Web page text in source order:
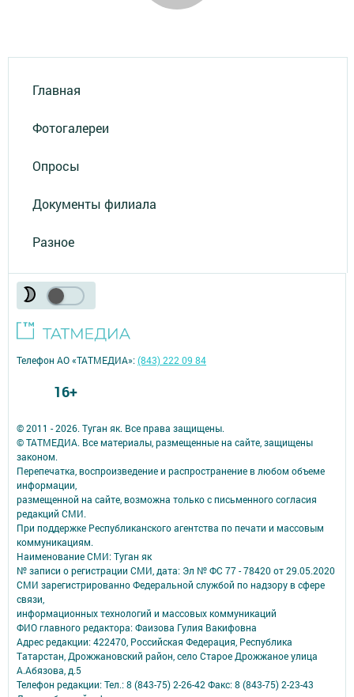
Главная
Фотогалереи
Опросы
Документы филиала
Разное
© 2011 - 2026. Туган як. Все права защищены.
© ТАТМЕДИА. Все материалы, размещенные на сайте, защищены
законом.
Перепечатка, воспроизведение и распространение в любом объеме
информации,
размещенной на сайте, возможна только с письменного согласия
редакций СМИ.
При поддержке Республиканского агентства по печати и массовым
коммуникациям.
Наименование СМИ: Туган як
№ записи о регистрации СМИ, дата: Эл № ФС 77 - 78420 от 29.05.2020
СМИ зарегистрированно Федеральной службой по надзору в сфере
связи,
информационных технологий и массовых коммуникаций
ФИО главного редактора: Фаизова Гулия Вакифовна
Адрес редакции: 422470, Российская Федерация, Республика
Татарстан, Дрожжановский район, село Старое Дрожжаное улица
А.Абязова, д.5
Телефон редакции: Тел.: 8 (843-75) 2-26-42 Факс: 8 (843-75) 2-23-43
Телефон АО «ТАТМЕДИА»:(843) 222 09 84
16+